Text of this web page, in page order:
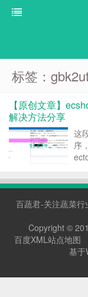
标签：
【原创文章】
解决方法分享
这
序
全
百蔬君-关注蔬菜行
Copyright ©
百度XML站点地图
基于